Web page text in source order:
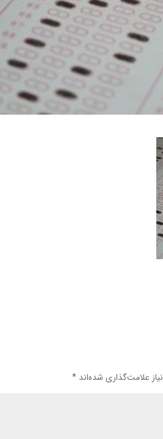
علامت‌گذاری شده‌اند*